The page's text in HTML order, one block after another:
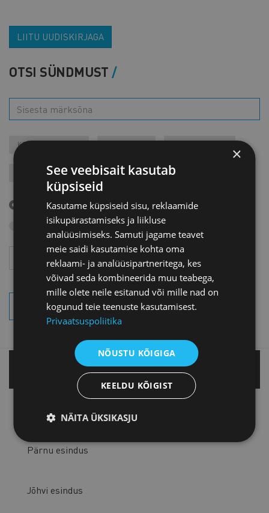
LIITU UUDISKIRJAGA
OTSI SÜNDMUST
KONTAKTÜRITUSED
JÄRELVAATAMINE MESSID VARIA
Tulevased sündmused
Otsi arhiivist
Kuu
OTSI SÜNDMUSI
Pärnu esindus
Jõhvi esindus
×
See veebisait kasutab
küpsiseid
Kasutame küpsiseid sisu, reklaamide
isikupärastamiseks ja liikluse
analüüsimiseks. Samuti jagame teavet
meie saidi kasutamise kohta oma
reklaami- ja analüüsipartneritega, kes
võivad seda kombineerida muu teabega,
mille olete neile esitanud või mille nad on
kogunud teie teenuste kasutamisest.
Privaatsuspoliitika
NÕUSTU KÕIGIGA
KEELDU KÕIGIST
NÄITA ÜKSIKASJU